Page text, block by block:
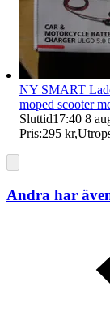
NY SMART
moped scooter
Sluttid17:40 8
Pris:295 kr,
Andra har